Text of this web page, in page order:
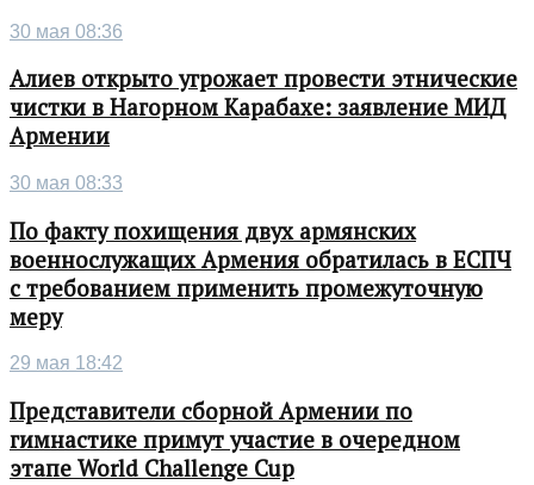
30 мая 08:36
Алиев открыто угрожает провести этнические
чистки в Нагорном Карабахе: заявление МИД
Армении
30 мая 08:33
По факту похищения двух армянских
военнослужащих Армения обратилась в ЕСПЧ
с требованием применить промежуточную
меру
29 мая 18:42
Представители сборной Армении по
гимнастике примут участие в очередном
этапе World Challenge Cup